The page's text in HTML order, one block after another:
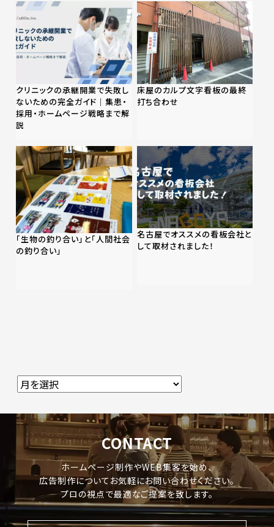
クリニックの承継開業で失敗し
ないための完全ガイド｜集患・
採用・ホームページ戦略まで解
説
床屋のカルプ文字看板の最終
打ち合わせ
「生物の釣り合い」と「人間社会
の釣り合い」
名古屋でオススメの看板会社と
して取材されました！
CONTACT
ホームページ制作やWEB集客を始め、
広告制作についてお気軽にお問い合わせください。
プロの視点で最適なご提案を致します。